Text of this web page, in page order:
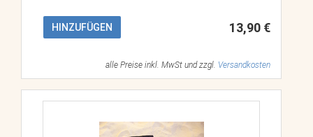
HINZUFÜGEN 13,90 €
alle Preise inkl. MwSt und zzgl. Versandkosten